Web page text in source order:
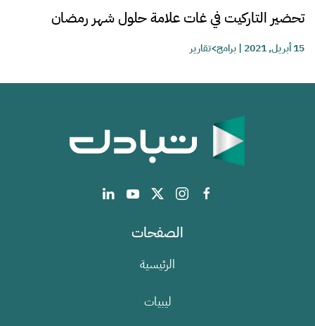
تحضير التاركيت في غات علامة حلول شهر رمضان
15 أبريل, 2021 |برامج>تقارير
الصفحات
الرئيسية
ليبيات